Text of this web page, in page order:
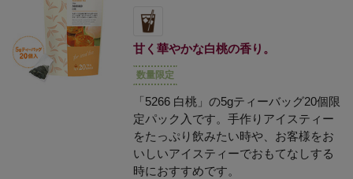
甘く華やかな白桃の香り。
数量限定
「5266 白桃」の5gティーバッグ20個限
定パック入です。手作りアイスティー
をたっぷり飲みたい時や、お客様をお
いしいアイスティーでおもてなしする
時におすすめです。